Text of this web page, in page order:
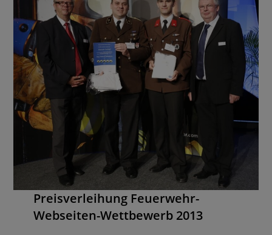
Preisverleihung Feuerwehr-
Webseiten-Wettbewerb 2013